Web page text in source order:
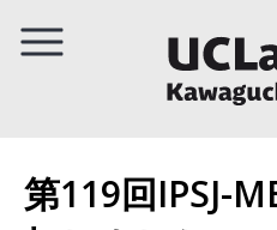
第119回IPSJ-